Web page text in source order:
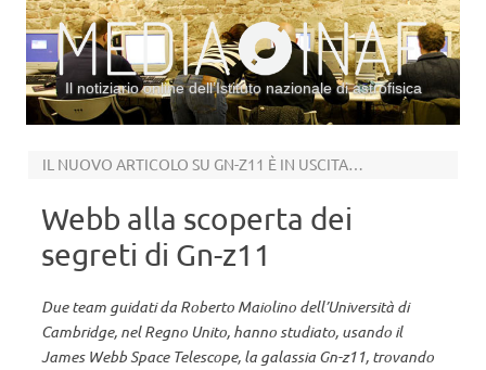
Il notiziario online dell’Istituto nazionale di astrofisica
IL NUOVO ARTICOLO SU GN-Z11 È IN USCITA SU ASTRONOMY & ASTROPHYSICS
Webb alla scoperta dei
segreti di Gn-z11
Due team guidati da Roberto Maiolino dell’Università di
Cambridge, nel Regno Unito, hanno studiato, usando il
James Webb Space Telescope, la galassia Gn-z11, trovando